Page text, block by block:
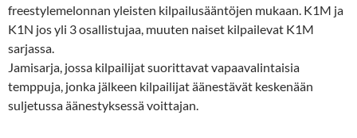
freestylemelonnan yleisten kilpailusääntöjen mukaan. K1M ja
K1N jos yli 3 osallistujaa, muuten naiset kilpailevat K1M
sarjassa.
Jamisarja, jossa kilpailijat suorittavat vapaavalintaisia
temppuja, jonka jälkeen kilpailijat äänestävät keskenään
suljetussa äänestyksessä voittajan.